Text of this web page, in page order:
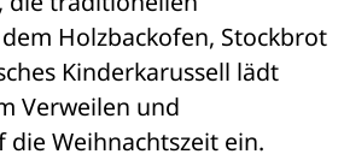
Holzbackofen, Stockbrot
Kinderkarussell lädt
Verweilen und
Weihnachtszeit ein.